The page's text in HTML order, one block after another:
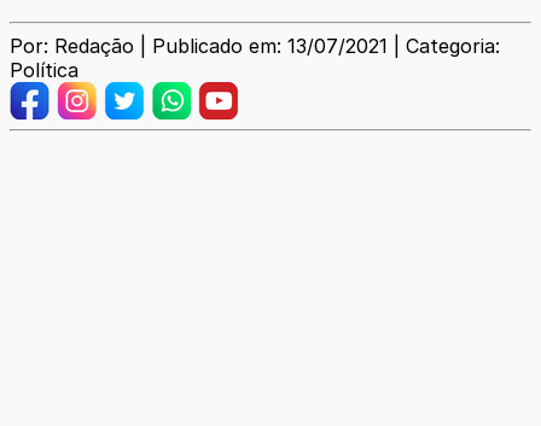
Por: Redação | Publicado em: 13/07/2021 | Categoria:
Política